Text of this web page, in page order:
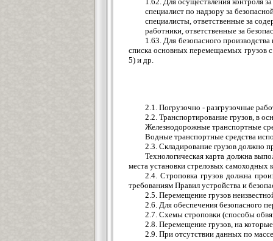
специалист по надзору за
специалисты, ответственные за
работники, ответственные за
1.63. Для безопасного
списка основных перемещаемых грузов
5) и др.
2.1. Погрузочно - разгрузочные
2.2. Транспортирование грузов, в
Железнодорожные транспортные
Водные транспортные средства
2.3. Складирование грузов должно
Технологическая карта должна
места установки стреловых самоходных
2.4. Строповка грузов должна
требованиям Правил устройства и
2.5. Перемещение грузов
2.6. Для обеспечения безопасного
2.7. Схемы строповки (способы
2.8. Перемещение грузов, на
2.9. При отсутствии данных по